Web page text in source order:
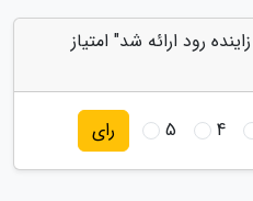
رود ارائه شد" امتیاز
4
5 رای